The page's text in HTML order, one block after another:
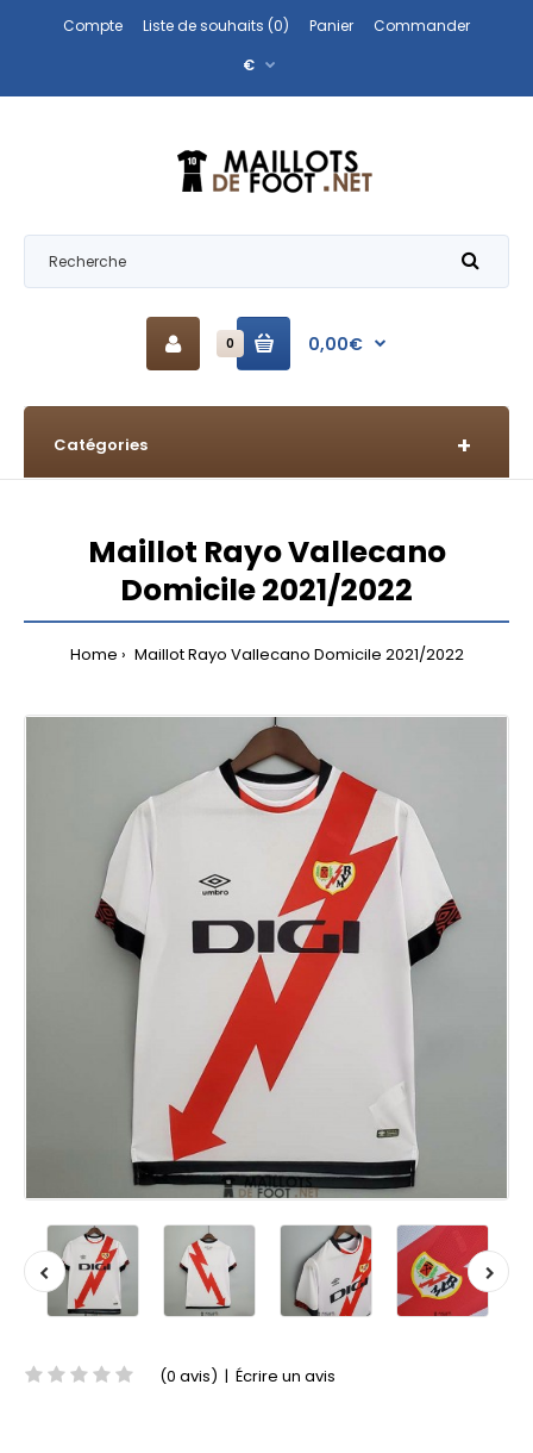
Compte Liste de souhaits (0) Panier
Commander
€
0 0,00€
Catégories
Maillot Rayo Vallecano
Domicile 2021/2022
Home Maillot Rayo Vallecano Domicile 2021/2022
(0 avis) | Écrire un avis